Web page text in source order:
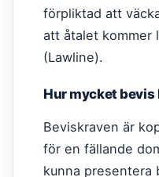
förpliktad att
att åtalet kommer
(Lawline).
Hur mycket bevis
Beviskraven är
för en fällande
kunna presentera